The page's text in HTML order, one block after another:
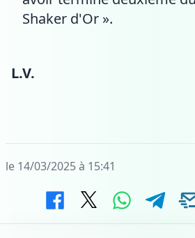
Shaker d'Or ».
L.V.
le 14/03/2025 à 15:41